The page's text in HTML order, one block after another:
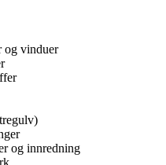
og vinduer
og innredning